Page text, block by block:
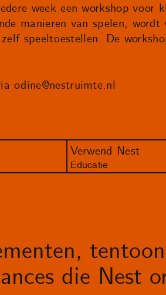
week een workshop voor
manieren van spelen, wordt
speeltoestellen. De
odine@nestruimte.nl
Verwend Nest
Educatie
die Nest